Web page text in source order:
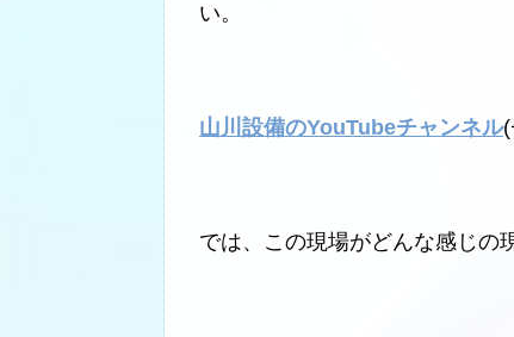
い。
山川設備のYouTubeチャンネル
では、この現場がどんな感じの